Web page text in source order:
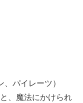
パイレーツ）
、魔法にかけられ